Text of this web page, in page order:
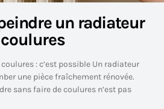
un radiateur
: c’est possible Un radiateur
une pièce fraîchement rénovée.
sans faire de coulures n’est pas